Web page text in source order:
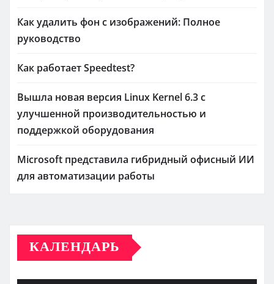
Как удалить фон с изображений: Полное
руководство
Как работает Speedtest?
Вышла новая версия Linux Kernel 6.3 с
улучшенной производительностью и
поддержкой оборудования
Microsoft представила гибридный офисный ИИ
для автоматизации работы
КАЛЕНДАРЬ